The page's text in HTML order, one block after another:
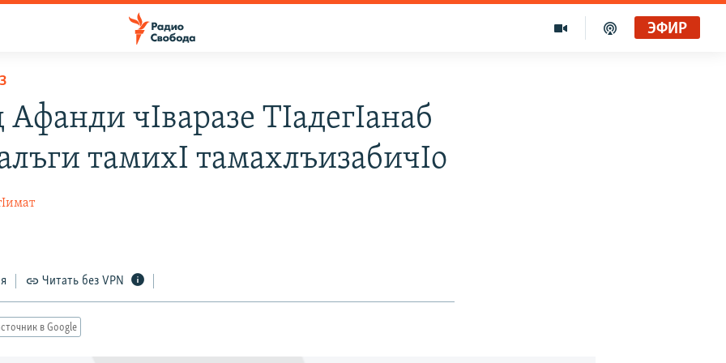
ЭФИР
Афанди чIваразе ТIадегIанаб
тамихI тамахлъизабичIо
Читать без VPN
в Google